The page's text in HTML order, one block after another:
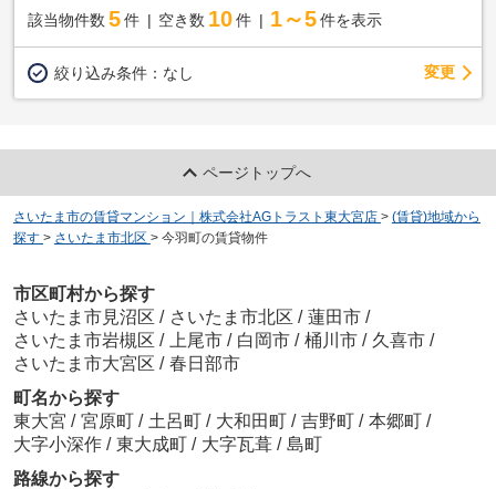
該当物件数 5件 空き数 10 件 1～5 件を表示
絞り込み条件： なし 変更
ページトップへ
さいたま市の賃貸マンション｜株式会社AGトラスト東大宮店 > (賃貸)地域から
探す > さいたま市北区 > 今羽町の賃貸物件
市区町村から探す
さいたま市見沼区 / さいたま市北区 / 蓮田市 /
さいたま市岩槻区 / 上尾市 / 白岡市 / 桶川市 / 久喜市 /
さいたま市大宮区 / 春日部市
町名から探す
東大宮 / 宮原町 / 土呂町 / 大和田町 / 吉野町 / 本郷町 /
大字小深作 / 東大成町 / 大字瓦葺 / 島町
路線から探す